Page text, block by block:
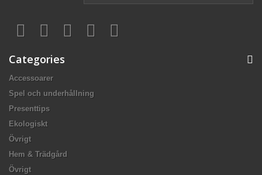
Categories
Accessoarer
Spel och underhållning
Presenttips
Ekologiskt
Övrigt
Hem & Trädgård
Övrigt